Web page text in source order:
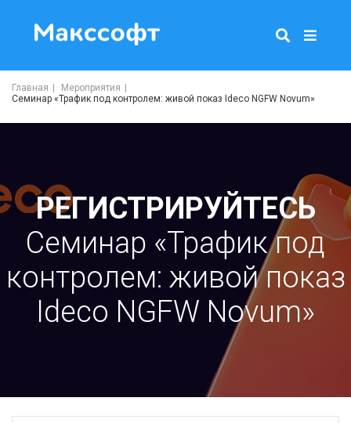
Главная
Мероприятия
Семинар «Трафик под контролем: живой показ Ideco NGFW Novum»
РЕГИСТРИРУЙТЕСЬ
Семинар «Трафик под
контролем: живой показ
Ideco NGFW Novum»